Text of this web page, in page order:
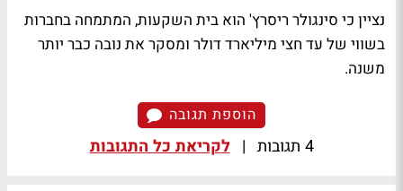
נציין כי סינגולר ריסרץ' הוא בית השקעות, המתמחה בחברות
בשווי של עד חצי מיליארד דולר ומסקר את נובה כבר יותר
משנה.
הוספת תגובה
4 תגובות | לקריאת כל התגובות